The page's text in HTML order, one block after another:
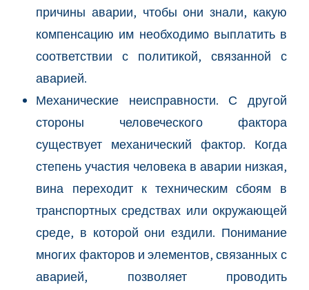
причины аварии, чтобы они знали, какую
компенсацию им необходимо выплатить в
соответствии с политикой, связанной с
аварией.
Механические неисправности. С другой
стороны человеческого фактора
существует механический фактор. Когда
степень участия человека в аварии низкая,
вина переходит к техническим сбоям в
транспортных средствах или окружающей
среде, в которой они ездили. Понимание
многих факторов и элементов, связанных с
аварией, позволяет проводить